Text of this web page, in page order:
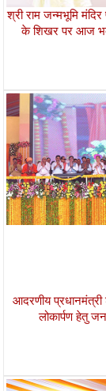
श्री राम जन्मभूमि मंदिर
के शिखर पर आज
आदरणीय
लोकार्पण हेतु